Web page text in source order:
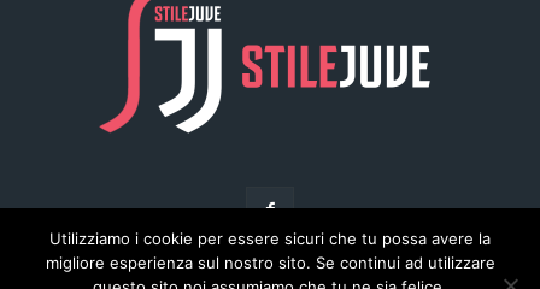
Utilizziamo i cookie per essere sicuri che tu possa avere la
migliore esperienza sul nostro sito. Se continui ad utilizzare